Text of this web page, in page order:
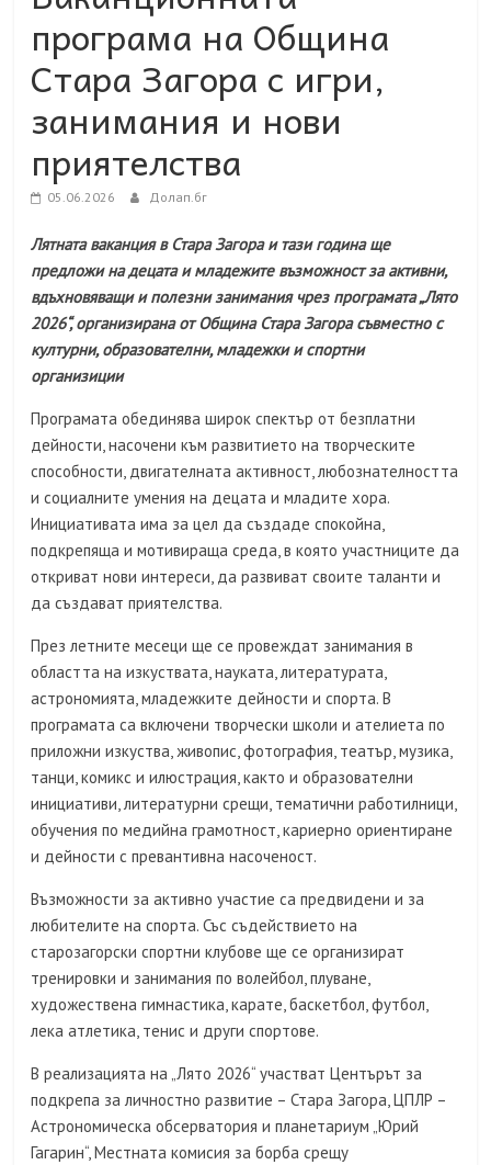
програма на Община
Стара Загора с игри,
занимания и нови
приятелства
05.06.2026 Долап.бг
Лятната ваканция в Стара Загора и тази година ще
предложи на децата и младежите възможност за активни,
вдъхновяващи и полезни занимания чрез програмата „Лято
2026“, организирана от Община Стара Загора съвместно с
културни, образователни, младежки и спортни
организиции
Програмата обединява широк спектър от безплатни
дейности, насочени към развитието на творческите
способности, двигателната активност, любознателността
и социалните умения на децата и младите хора.
Инициативата има за цел да създаде спокойна,
подкрепяща и мотивираща среда, в която участниците да
откриват нови интереси, да развиват своите таланти и
да създават приятелства.
През летните месеци ще се провеждат занимания в
областта на изкуствата, науката, литературата,
астрономията, младежките дейности и спорта. В
програмата са включени творчески школи и ателиета по
приложни изкуства, живопис, фотография, театър, музика,
танци, комикс и илюстрация, както и образователни
инициативи, литературни срещи, тематични работилници,
обучения по медийна грамотност, кариерно ориентиране
и дейности с превантивна насоченост.
Възможности за активно участие са предвидени и за
любителите на спорта. Със съдействието на
старозагорски спортни клубове ще се организират
тренировки и занимания по волейбол, плуване,
художествена гимнастика, карате, баскетбол, футбол,
лека атлетика, тенис и други спортове.
В реализацията на „Лято 2026“ участват Центърът за
подкрепа за личностно развитие – Стара Загора, ЦПЛР –
Астрономическа обсерватория и планетариум „Юрий
Гагарин“, Местната комисия за борба срещу